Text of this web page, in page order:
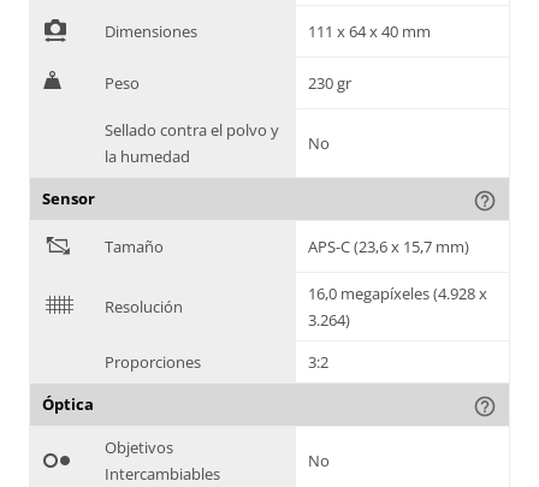
! Dimensiones 111 x 64 x 40 mm
H Peso 230 gr
Sellado contra el polvo y
la humedad
No
Sensor help_outline
" Tamaño APS-C (23,6 x 15,7 mm)
$ Resolución
16,0 megapíxeles (4.928 x
3.264)
Proporciones
3:2
Óptica
help_outline
hdr_weak
Objetivos
Intercambiables
No